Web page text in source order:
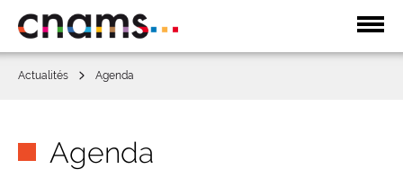
Actualités Agenda
Agenda